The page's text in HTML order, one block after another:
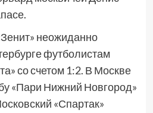
неожиданно
футболистам
со счетом 1:2. В Москве
«Пари Нижний Новгород»
«Спартак»